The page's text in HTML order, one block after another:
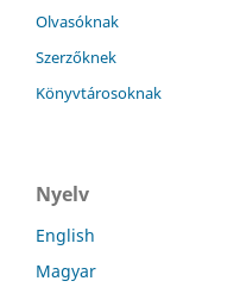
Olvasóknak
Szerzőknek
Könyvtárosoknak
Nyelv
English
Magyar